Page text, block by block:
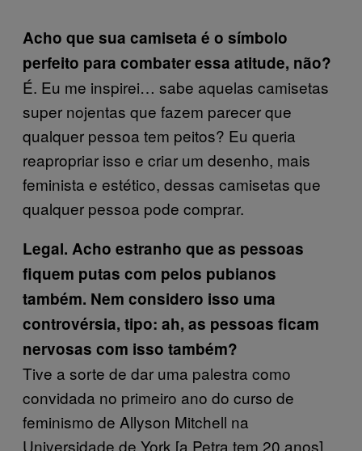
Acho que sua camiseta é o símbolo
perfeito para combater essa atitude, não?
É. Eu me inspirei… sabe aquelas camisetas
super nojentas que fazem parecer que
qualquer pessoa tem peitos? Eu queria
reapropriar isso e criar um desenho, mais
feminista e estético, dessas camisetas que
qualquer pessoa pode comprar.
Legal. Acho estranho que as pessoas
fiquem putas com pelos pubianos
também. Nem considero isso uma
controvérsia, tipo: ah, as pessoas ficam
nervosas com isso também?
Tive a sorte de dar uma palestra como
convidada no primeiro ano do curso de
feminismo de Allyson Mitchell na
Universidade de York [a Petra tem 20 anos].